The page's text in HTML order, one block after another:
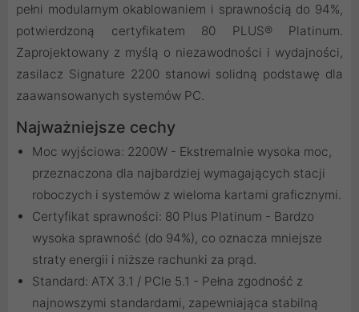
pełni modularnym okablowaniem i sprawnością do 94%,
potwierdzoną certyfikatem 80 PLUS® Platinum.
Zaprojektowany z myślą o niezawodności i wydajności,
zasilacz Signature 2200 stanowi solidną podstawę dla
zaawansowanych systemów PC.
Najważniejsze cechy
Moc wyjściowa: 2200W - Ekstremalnie wysoka moc,
przeznaczona dla najbardziej wymagających stacji
roboczych i systemów z wieloma kartami graficznymi.
Certyfikat sprawności: 80 Plus Platinum - Bardzo
wysoka sprawność (do 94%), co oznacza mniejsze
straty energii i niższe rachunki za prąd.
Standard: ATX 3.1 / PCIe 5.1 - Pełna zgodność z
najnowszymi standardami, zapewniająca stabilną